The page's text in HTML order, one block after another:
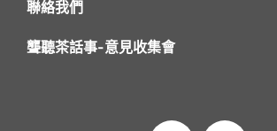
聯絡我們
聾聽茶話事-意見收集會